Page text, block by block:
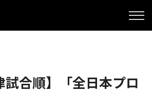
試合順】「全日本プロ